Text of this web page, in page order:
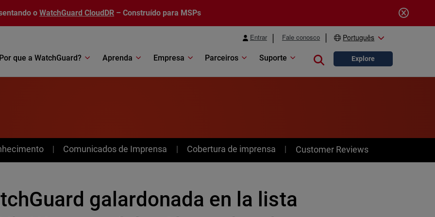
o WatchGuard CloudDR – Construído para MSPs
Entrar Fale conosco Português
Por que a WatchGuard? Aprenda Empresa Parceiros Suporte Close search
Explore
Comunicados de Imprensa Cobertura de imprensa Customer Reviews
galardonada en la lista